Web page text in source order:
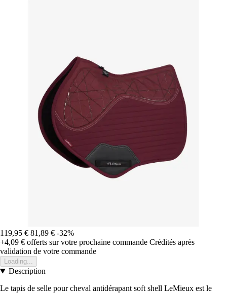
119,95 € 81,89 € -32%
+4,09 € offerts sur votre prochaine commande Crédités après
validation de votre commande
Loading...
Description
Le tapis de selle pour cheval antidérapant soft shell LeMieux est le